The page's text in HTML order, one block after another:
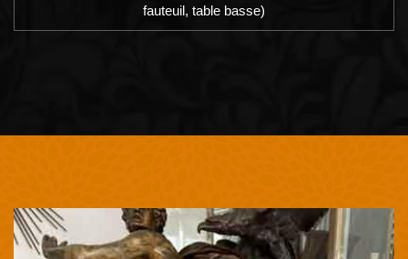
fauteuil, table basse)